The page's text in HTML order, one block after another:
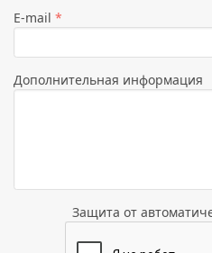
выбрана
E-mail *
Дополнительная информация
Защита от